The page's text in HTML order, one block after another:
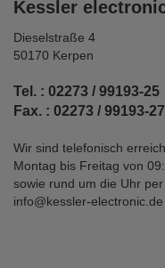
Kessler
Dieselstraße 4
50170 Kerpen
Tel. : 02273 / 99193-25
Fax. : 02273 / 99193-27
Wir sind telefonisch
Montag bis Freitag von
sowie rund um die Uhr
info@kessler-electronic.de